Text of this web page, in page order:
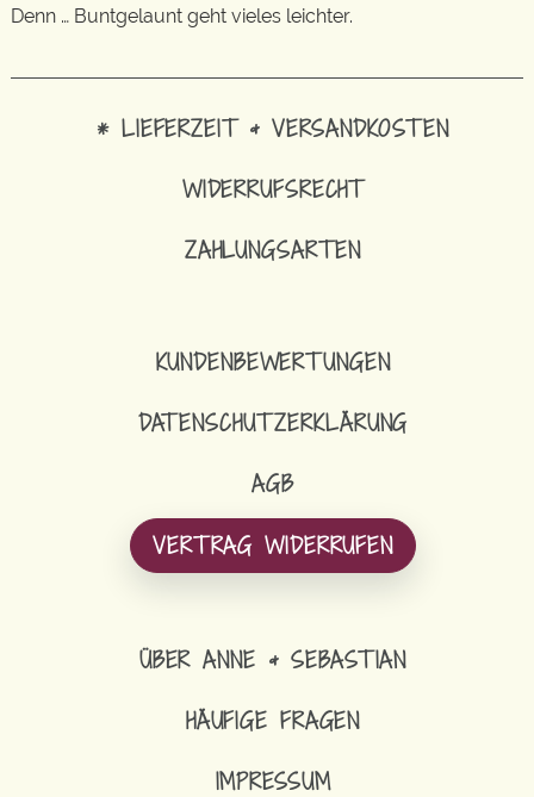
Denn … Buntgelaunt geht vieles leichter.
* LIEFERZEIT & VERSANDKOSTEN
WIDERRUFSRECHT
ZAHLUNGSARTEN
KUNDENBEWERTUNGEN
DATENSCHUTZERKLÄRUNG
AGB
VERTRAG WIDERRUFEN
ÜBER ANNE & SEBASTIAN
HÄUFIGE FRAGEN
IMPRESSUM